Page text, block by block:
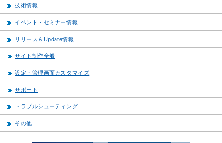
技術情報
イベント・セミナー情報
リリース＆Update情報
サイト制作全般
設定・管理画面カスタマイズ
サポート
トラブルシューティング
その他